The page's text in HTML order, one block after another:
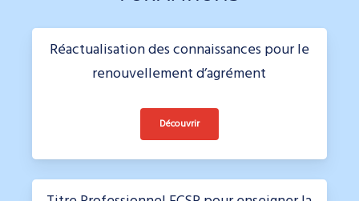
Réactualisation des connaissances pour le
renouvellement d’agrément
Découvrir